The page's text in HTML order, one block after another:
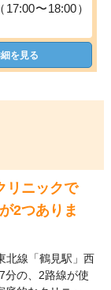
〜18:00）
を見る
リニックで
2つありま
北線「鶴見駅」西
分の、2路線が使